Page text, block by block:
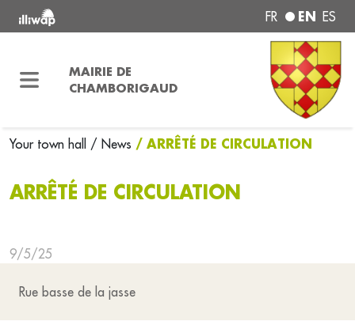
FR EN ES
MAIRIE DE
CHAMBORIGAUD
Your town hall / News / ARRÊTÉ DE CIRCULATION
ARRÊTÉ DE CIRCULATION
9/5/25
Rue basse de la jasse